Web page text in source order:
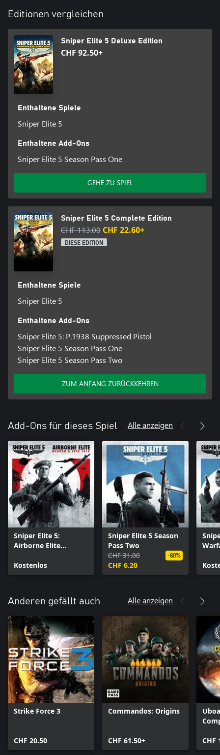
Editionen vergleichen
Sniper Elite 5 Deluxe Edition
CHF 92.50+
Enthaltene Spiele
Sniper Elite 5
Enthaltene Add-Ons
Sniper Elite 5 Season Pass One
GEHE ZU SPIEL
Sniper Elite 5 Complete Edition
CHF 113.00 CHF 22.60+
DIESE EDITION
Enthaltene Spiele
Sniper Elite 5
Enthaltene Add-Ons
Sniper Elite 5: P.1938 Suppressed Pistol
Sniper Elite 5 Season Pass One
Sniper Elite 5 Season Pass Two
ZUM ANFANG ZURÜCKKEHREN
Add-Ons für dieses Spiel Alle anzeigen
Sniper Elite 5:
Airborne Elite
Pack
Kostenlos
Sniper Elite 5 Season
Pass Two
CHF 31.00
CHF 6.20
-80%
Anderen gefällt auch Alle anzeigen
Strike Force 3
CHF 20.50
Commandos: Origins
CHF 61.50+ CHF